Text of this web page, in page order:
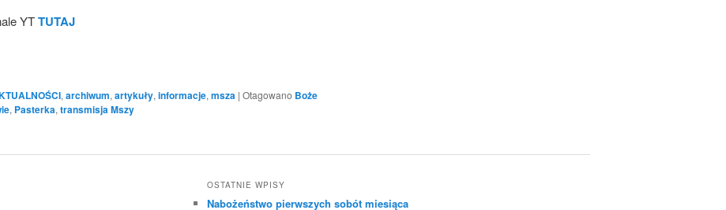
YTTUTAJ
, archiwum, artykuły, informacje, msza | Otagowano Boże
, Pasterka, transmisja Mszy
OSTATNIE WPISY
Nabożeństwo pierwszych sobót miesiąca